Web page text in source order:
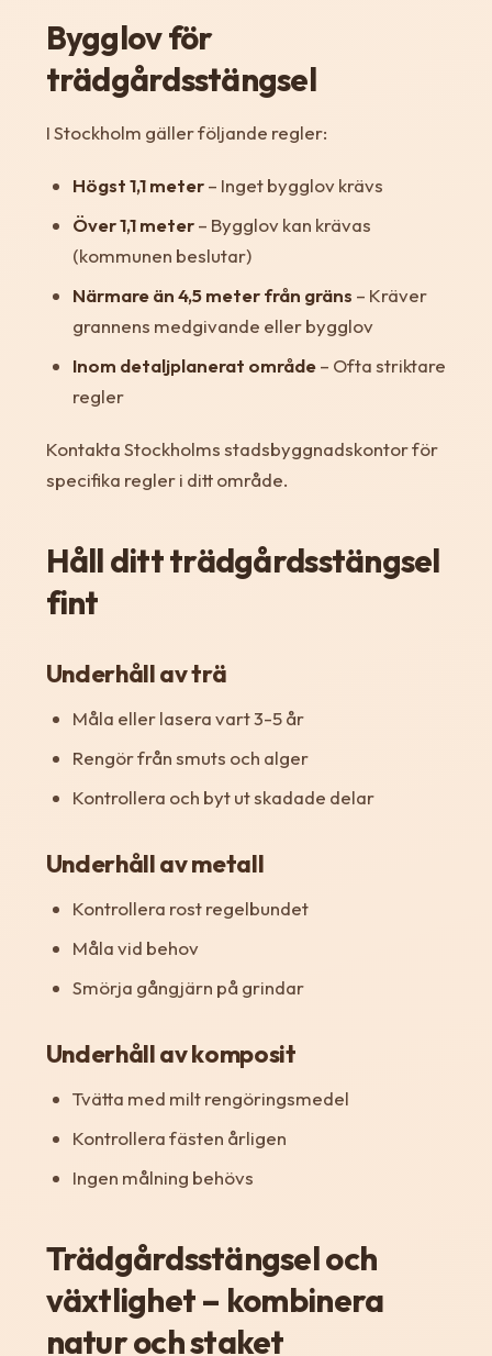
Bygglov för
trädgårdsstängsel
I Stockholm gäller följande regler:
Högst 1,1 meter– Inget bygglov krävs
Över 1,1 meter– Bygglov kan krävas
(kommunen beslutar)
Närmare än 4,5 meter från gräns – Kräver
grannens medgivande eller bygglov
Inom detaljplanerat område– Ofta striktare
regler
Kontakta Stockholms stadsbyggnadskontor för
specifika regler i ditt område.
Håll ditt trädgårdsstängsel
fint
Underhåll av trä
Måla eller lasera vart 3-5 år
Rengör från smuts och alger
Kontrollera och byt ut skadade delar
Underhåll av metall
Kontrollera rost regelbundet
Måla vid behov
Smörja gångjärn på grindar
Underhåll av komposit
Tvätta med milt rengöringsmedel
Kontrollera fästen årligen
Ingen målning behövs
Trädgårdsstängsel och
växtlighet – kombinera
natur och staket